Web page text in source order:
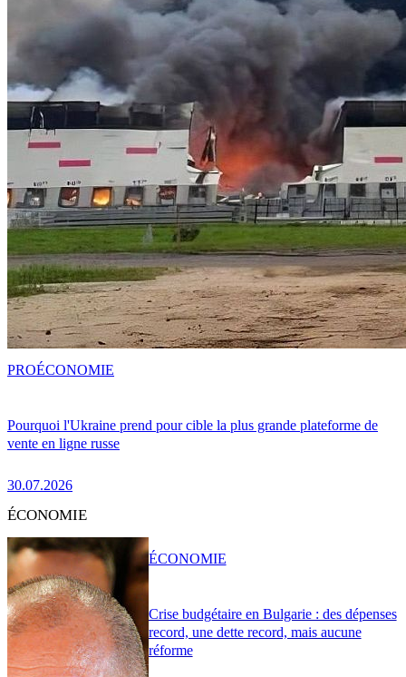
Pourquoi l'Ukraine prend pour cible la plus grande plateforme de
vente en ligne russe
30.07.2026
PROÉCONOMIE
ÉCONOMIE
Crise budgétaire en Bulgarie : des dépenses
record, une dette record, mais aucune
réforme
ÉCONOMIE